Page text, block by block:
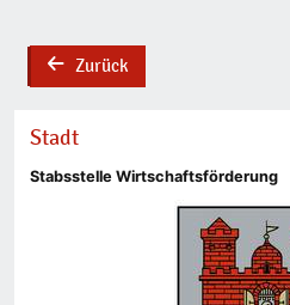
backZurück
Stadt
Stabsstelle Wirtschaftsförderung